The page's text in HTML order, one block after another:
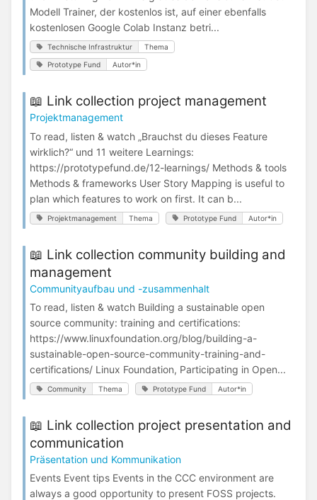
Modell Trainer, der kostenlos ist, auf einer ebenfalls
kostenlosen Google Colab Instanz betri...
Technische Infrastruktur Thema
Prototype Fund Autor*in
📖 Link collection project management
Projektmanagement
To read, listen & watch „Brauchst du dieses Feature
wirklich?“ und 11 weitere Learnings:
https://prototypefund.de/12-learnings/ Methods & tools
Methods & frameworks User Story Mapping is useful to
plan which features to work on first. It can b...
Projektmanagement Thema Prototype Fund Autor*in
📖 Link collection community building and
management
Communityaufbau und -zusammenhalt
To read, listen & watch Building a sustainable open
source community: training and certifications:
https://www.linuxfoundation.org/blog/building-a-
sustainable-open-source-community-training-and-
certifications/ Linux Foundation, Participating in Open...
Community Thema Prototype Fund Autor*in
📖 Link collection project presentation and
communication
Präsentation und Kommunikation
Events Event tips Events in the CCC environment are
always a good opportunity to present FOSS projects.